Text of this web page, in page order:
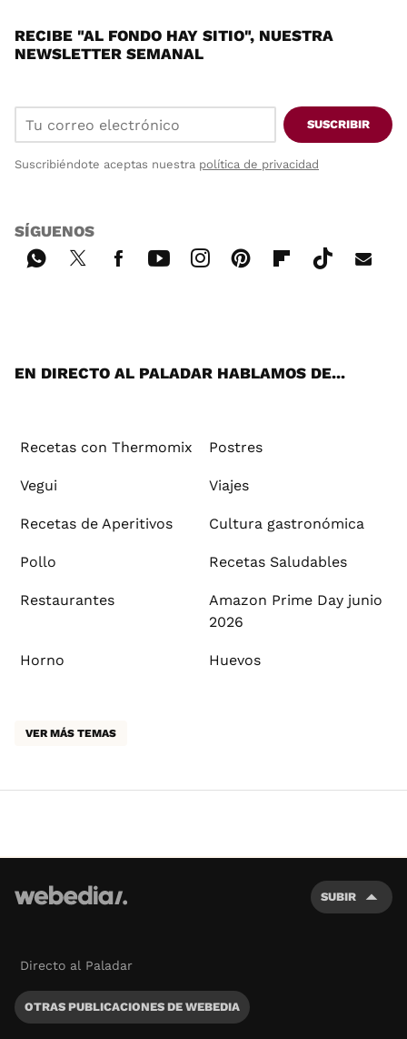
RECIBE "AL FONDO HAY SITIO", NUESTRA
NEWSLETTER SEMANAL
SUSCRIBIR
Suscribiéndote aceptas nuestra política de privacidad
SÍGUENOS
EN DIRECTO AL PALADAR HABLAMOS DE...
Recetas con Thermomix Postres
Vegui Viajes
Recetas de Aperitivos Cultura gastronómica
Pollo Recetas Saludables
Restaurantes
Amazon Prime Day junio
2026
Horno Huevos
VER MÁS TEMAS
SUBIR
Directo al Paladar
OTRAS PUBLICACIONES DE WEBEDIA